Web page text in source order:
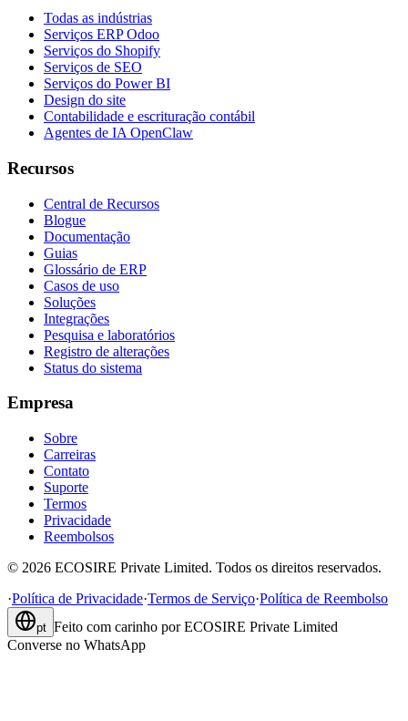
Todas as indústrias
Serviços ERP Odoo
Serviços do Shopify
Serviços de SEO
Serviços do Power BI
Design do site
Contabilidade e escrituração contábil
Agentes de IA OpenClaw
Recursos
Central de Recursos
Blogue
Documentação
Guias
Glossário de ERP
Casos de uso
Soluções
Integrações
Pesquisa e laboratórios
Registro de alterações
Status do sistema
Empresa
Sobre
Carreiras
Contato
Suporte
Termos
Privacidade
Reembolsos
© 2026 ECOSIRE Private Limited. Todos os direitos reservados.
·Política de Privacidade·Termos de Serviço·Política de Reembolso
pt Feito com carinho por ECOSIRE Private Limited
Converse no WhatsApp